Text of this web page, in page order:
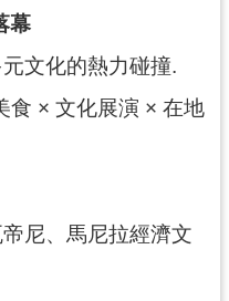
幕
文化的熱力碰撞.
食 × 文化展演 × 在地
尼、馬尼拉經濟文